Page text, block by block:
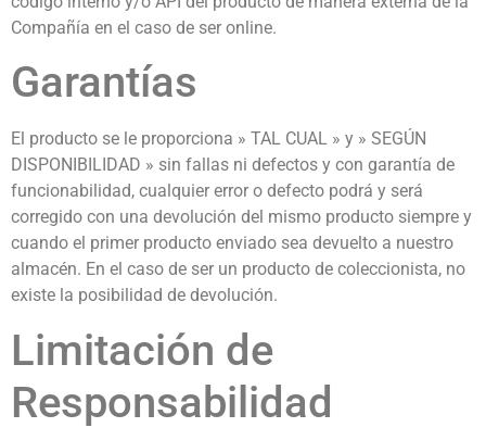
Compañía en el caso de ser online.
Garantías
El producto se le proporciona » TAL CUAL » y » SEGÚN
DISPONIBILIDAD » sin fallas ni defectos y con garantía de
funcionabilidad, cualquier error o defecto podrá y será
corregido con una devolución del mismo producto siempre y
cuando el primer producto enviado sea devuelto a nuestro
almacén. En el caso de ser un producto de coleccionista, no
existe la posibilidad de devolución.
Limitación de
Responsabilidad